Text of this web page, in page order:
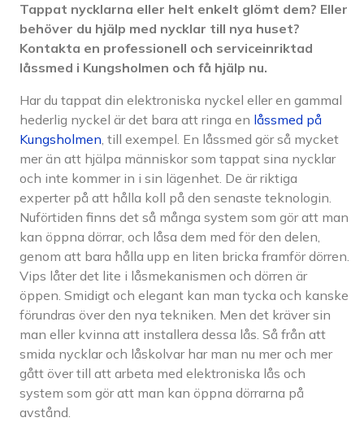
Tappat nycklarna eller helt enkelt glömt dem? Eller
behöver du hjälp med nycklar till nya huset?
Kontakta en professionell och serviceinriktad
låssmed i Kungsholmen och få hjälp nu.
Har du tappat din elektroniska nyckel eller en gammal
hederlig nyckel är det bara att ringa en låssmed på
Kungsholmen, till exempel. En låssmed gör så mycket
mer än att hjälpa människor som tappat sina nycklar
och inte kommer in i sin lägenhet. De är riktiga
experter på att hålla koll på den senaste teknologin.
Nuförtiden finns det så många system som gör att man
kan öppna dörrar, och låsa dem med för den delen,
genom att bara hålla upp en liten bricka framför dörren.
Vips låter det lite i låsmekanismen och dörren är
öppen. Smidigt och elegant kan man tycka och kanske
förundras över den nya tekniken. Men det kräver sin
man eller kvinna att installera dessa lås. Så från att
smida nycklar och låskolvar har man nu mer och mer
gått över till att arbeta med elektroniska lås och
system som gör att man kan öppna dörrarna på
avstånd.